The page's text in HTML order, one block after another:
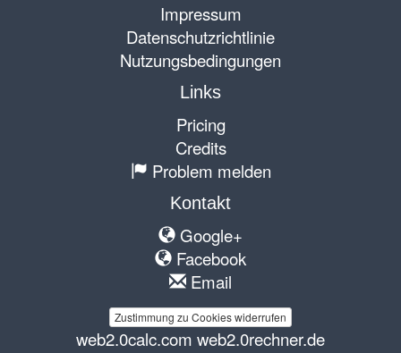
Impressum
Datenschutzrichtlinie
Nutzungsbedingungen
Links
Pricing
Credits
Problem melden
Kontakt
Google+
Facebook
Email
Zustimmung zu Cookies widerrufen
web2.0calc.com web2.0rechner.de